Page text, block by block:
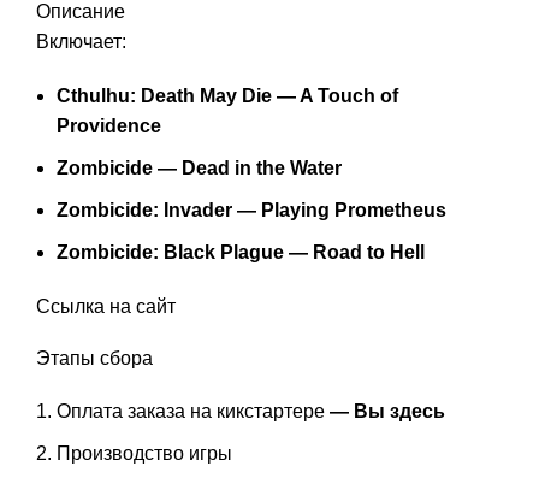
Описание
Включает:
Cthulhu: Death May Die — A Touch of
Providence
Zombicide — Dead in the Water
Zombicide: Invader — Playing Prometheus
Zombicide: Black Plague — Road to Hell
Ссылка на сайт
Этапы сбора
Оплата заказа на кикстартере — Вы здесь
Производство игры